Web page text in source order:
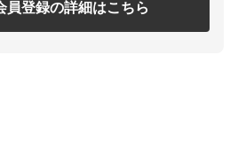
登録の詳細はこちら